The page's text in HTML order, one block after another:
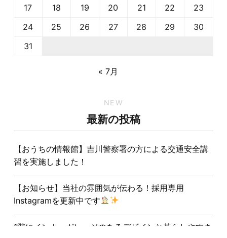
17 18 19 20 21 22
23
24
25 26 27 28 29
30
31
« 7月
NEW
最新の投稿
【おうちの情報館】吉川警察署の方による交通安全講
習を実施しました！
【お知らせ】当社の雰囲気が伝わる！採用専用
Instagramを更新中です
1階にインナーガレージのあるデザインと暮らしやすさ